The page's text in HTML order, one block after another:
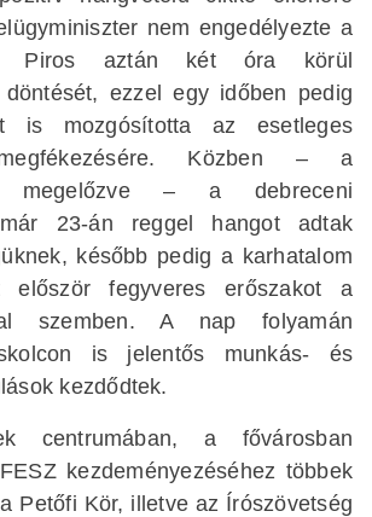
nem engedélyezte a
Piros aztán két óra körül
döntését, ezzel egy időben pedig
is mozgósította az esetleges
Közben – a
megelőzve – a debreceni
23-án reggel hangot adtak
később pedig a karhatalom
először fegyveres erőszakot a
szemben. A nap folyamán
is jelentős munkás- és
kezdődtek.
centrumában, a fővárosban
kezdeményezéséhez többek
Petőfi Kör, illetve az Írószövetség